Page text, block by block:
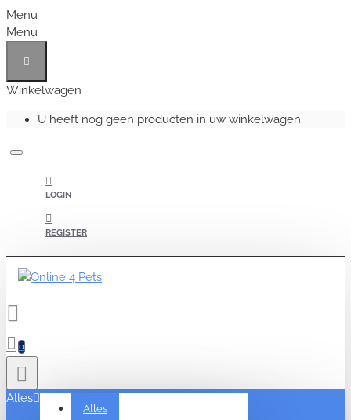
Menu
Menu
Winkelwagen
U heeft nog geen producten in uw winkelwagen.
LOGIN
REGISTER
0
Alles
Alles